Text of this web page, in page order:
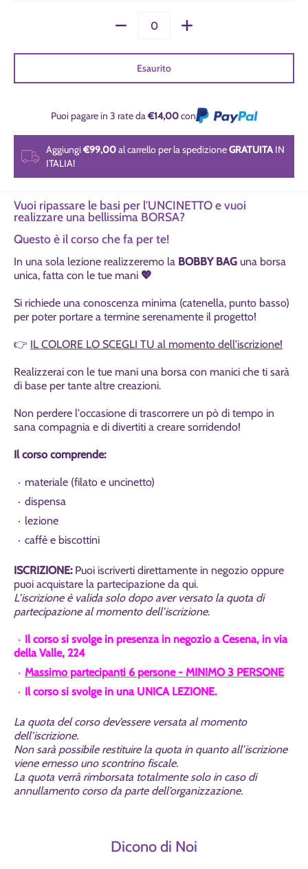
Esaurito
Puoi pagare in 3 rate da€14,00con
Aggiungi €99,00al carrello per la spedizioneGRATUITA IN
ITALIA!
Vuoi ripassare le basi per l'UNCINETTO e vuoi
realizzare una bellissima BORSA?
Questo è il corso che fa per te!
In una sola lezione realizzeremo la BOBBY BAG una borsa
unica, fatta con le tue mani 💖
Si richiede una conoscenza minima (catenella, punto basso)
per poter portare a termine serenamente il progetto!
👉 IL COLORE LO SCEGLI TU al momento dell'iscrizione!
Realizzerai con le tue mani una borsa con manici che ti sarà
di base per tante altre creazioni.
Non perdere l'occasione di trascorrere un pò di tempo in
sana compagnia e di divertiti a creare sorridendo!
Il corso comprende:
materiale (filato e uncinetto)
dispensa
lezione
caffè e biscottini
ISCRIZIONE:Puoi iscriverti direttamente in negozio oppure
puoi acquistare la partecipazione da qui.
L’iscrizione è valida solo dopo aver versato la quota di
partecipazione al momento dell’iscrizione.
Il corso si svolge in presenza in negozio a Cesena, in via
della Valle, 224
Massimo partecipanti 6 persone - MINIMO 3 PERSONE
Il corso si svolge in una UNICA LEZIONE.
La quota del corso dev’essere versata al momento
dell’iscrizione.
Non sarà possibile restituire la quota in quanto all’iscrizione
viene emesso uno scontrino fiscale.
La quota verrà rimborsata totalmente solo in caso di
annullamento corso da parte dell’organizzazione.
Dicono di Noi